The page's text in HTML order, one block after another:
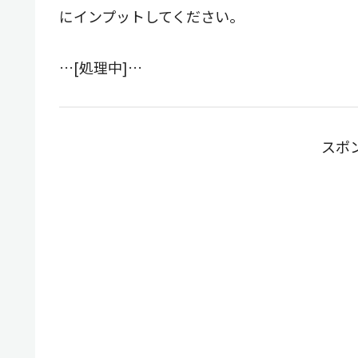
にインプットしてください。
…[処理中]…
スポ